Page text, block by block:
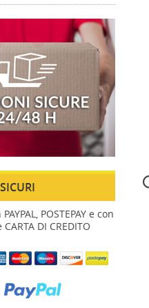
POSTEPAY e con
DI CREDITO